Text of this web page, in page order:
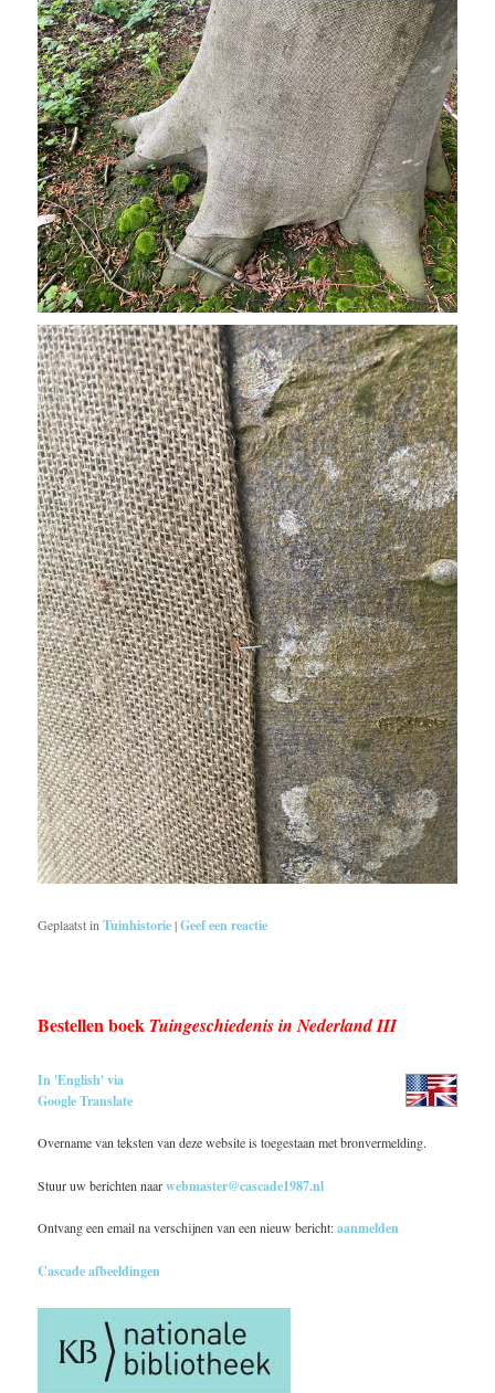
Geplaatst in Tuinhistorie|Geef een reactie
Bestellen boek Tuingeschiedenis in Nederland III
In 'English' via
Google Translate
Overname van teksten van deze website is toegestaan met bronvermelding.
Stuur uw berichten naarwebmaster@cascade1987.nl
Ontvang een email na verschijnen van een nieuw bericht:aanmelden
Cascade afbeeldingen